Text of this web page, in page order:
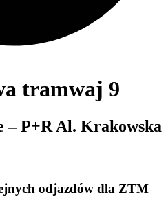
tramwaj 9
– P+R Al. Krakowska
odjazdów dla ZTM